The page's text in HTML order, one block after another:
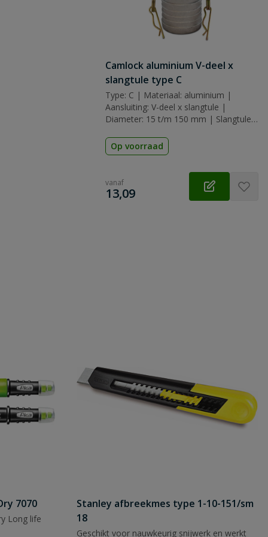
Camlock aluminium V-deel x
slangtule type C
Type: C | Materiaal: aluminium |
Aansluiting: V-deel x slangtule |
Diameter: 15 t/m 150 mm | Slangtule:
(nitrilrubber)
Op voorraad
vanaf
€
13,09
7070
Long life
Stanley afbreekmes type 1-10-151/sm
18
Geschikt voor nauwkeurig snijwerk en werkt